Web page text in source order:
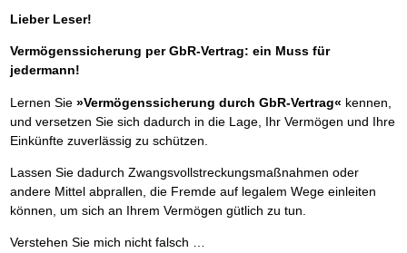
Lieber Leser!
Vermögenssicherung per GbR-Vertrag: ein Muss für
jedermann!
Lernen Sie»Vermögenssicherung durch GbR-Vertrag« kennen,
und versetzen Sie sich dadurch in die Lage, Ihr Vermögen und Ihre
Einkünfte zuverlässig zu schützen.
Lassen Sie dadurch Zwangsvollstreckungsmaßnahmen oder
andere Mittel abprallen, die Fremde auf legalem Wege einleiten
können, um sich an Ihrem Vermögen gütlich zu tun.
Verstehen Sie mich nicht falsch …